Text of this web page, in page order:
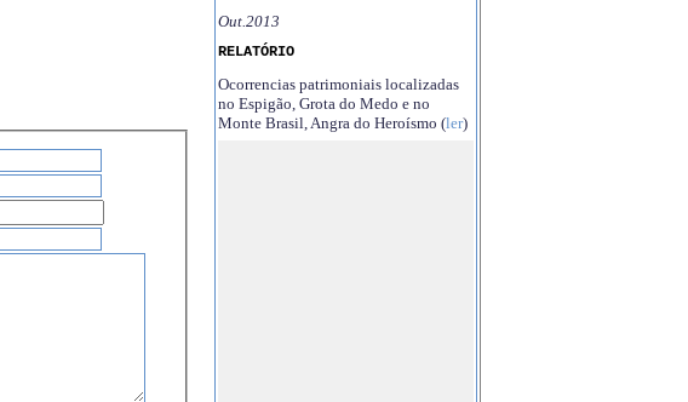
Out.2013
RELATÓRIO
Ocorrencias patrimoniais localizadas
no Espigão, Grota do Medo e no
Monte Brasil, Angra do Heroísmo (ler)